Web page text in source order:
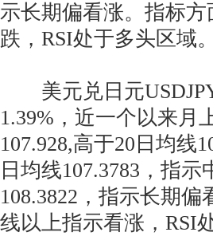
示长期偏看涨。指标
跌，RSI处于多头区域。
美元兑日元USDJPY
1.39%，近一个以来月
107.928,高于20日均线
日均线107.3783，指
108.3822，指示长期
线以上指示看涨，RSI